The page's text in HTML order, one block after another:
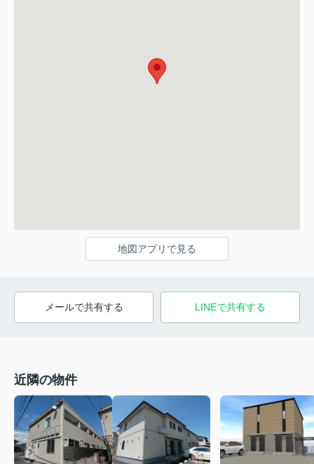
地図アプリで見る
メールで共有する LINEで共有する
近隣の物件